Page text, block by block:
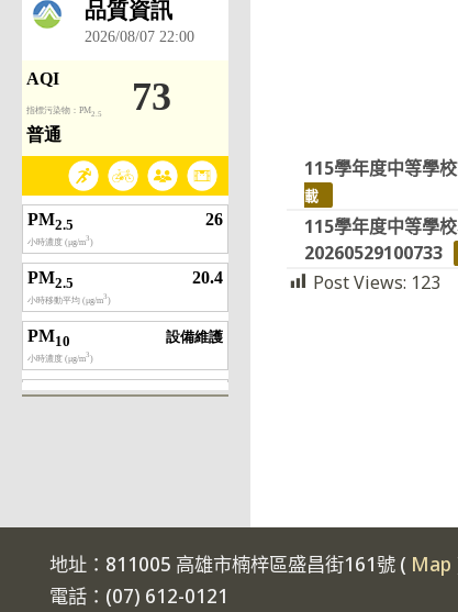
115學年度中等學
載
115學年度中等學
20260529100733
Post Views: 123
地址：811005 高雄市楠梓區盛昌街161號 ( Map
電話：(07) 612-0121